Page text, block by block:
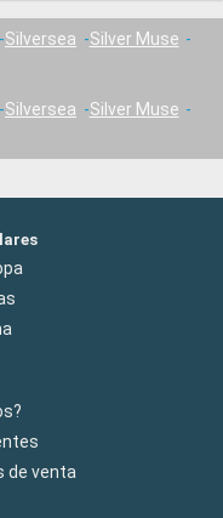
Silversea
Silver Muse
Silversea
Silver Muse
de venta